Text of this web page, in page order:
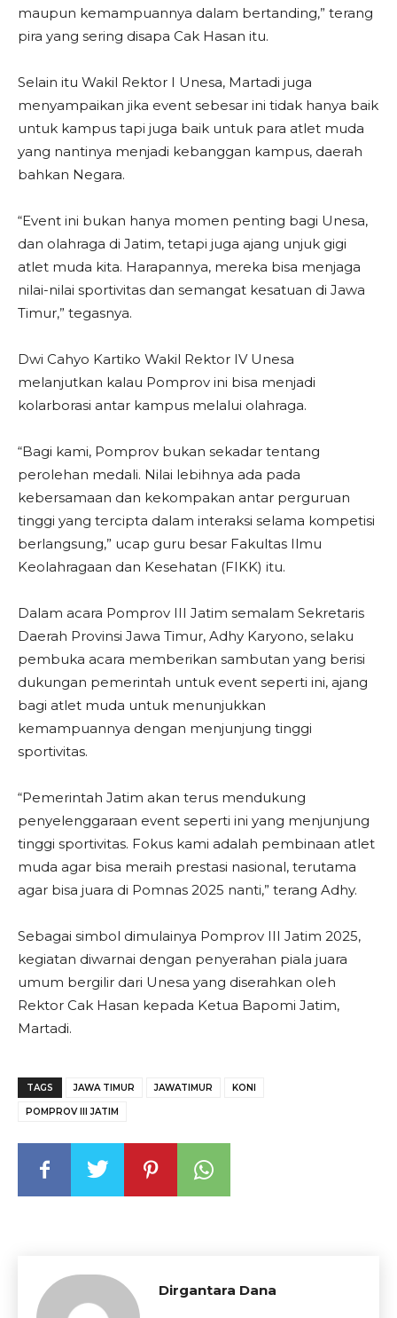
maupun kemampuannya dalam bertanding,” terang
pira yang sering disapa Cak Hasan itu.
Selain itu Wakil Rektor I Unesa, Martadi juga
menyampaikan jika event sebesar ini tidak hanya baik
untuk kampus tapi juga baik untuk para atlet muda
yang nantinya menjadi kebanggan kampus, daerah
bahkan Negara.
“Event ini bukan hanya momen penting bagi Unesa,
dan olahraga di Jatim, tetapi juga ajang unjuk gigi
atlet muda kita. Harapannya, mereka bisa menjaga
nilai-nilai sportivitas dan semangat kesatuan di Jawa
Timur,” tegasnya.
Dwi Cahyo Kartiko Wakil Rektor IV Unesa
melanjutkan kalau Pomprov ini bisa menjadi
kolarborasi antar kampus melalui olahraga.
“Bagi kami, Pomprov bukan sekadar tentang
perolehan medali. Nilai lebihnya ada pada
kebersamaan dan kekompakan antar perguruan
tinggi yang tercipta dalam interaksi selama kompetisi
berlangsung,” ucap guru besar Fakultas Ilmu
Keolahragaan dan Kesehatan (FIKK) itu.
Dalam acara Pomprov III Jatim semalam Sekretaris
Daerah Provinsi Jawa Timur, Adhy Karyono, selaku
pembuka acara memberikan sambutan yang berisi
dukungan pemerintah untuk event seperti ini, ajang
bagi atlet muda untuk menunjukkan
kemampuannya dengan menjunjung tinggi
sportivitas.
“Pemerintah Jatim akan terus mendukung
penyelenggaraan event seperti ini yang menjunjung
tinggi sportivitas. Fokus kami adalah pembinaan atlet
muda agar bisa meraih prestasi nasional, terutama
agar bisa juara di Pomnas 2025 nanti,” terang Adhy.
Sebagai simbol dimulainya Pomprov III Jatim 2025,
kegiatan diwarnai dengan penyerahan piala juara
umum bergilir dari Unesa yang diserahkan oleh
Rektor Cak Hasan kepada Ketua Bapomi Jatim,
Martadi.
TAGS JAWA TIMUR JAWATIMUR KONI
POMPROV III JATIM
Dirgantara Dana